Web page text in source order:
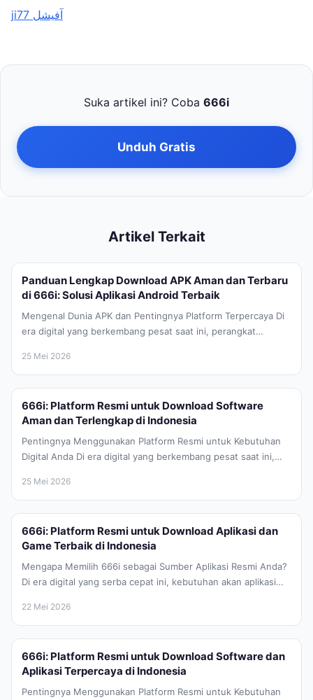
ji77 آفیشل
Suka artikel ini? Coba 666i
Unduh Gratis
Artikel Terkait
Panduan Lengkap Download APK Aman dan Terbaru
di 666i: Solusi Aplikasi Android Terbaik
Mengenal Dunia APK dan Pentingnya Platform Terpercaya Di
era digital yang berkembang pesat saat ini, perangkat
25 Mei 2026
666i: Platform Resmi untuk Download Software
Aman dan Terlengkap di Indonesia
Pentingnya Menggunakan Platform Resmi untuk Kebutuhan
Digital Anda Di era digital yang berkembang pesat saat ini,
25 Mei 2026
666i: Platform Resmi untuk Download Aplikasi dan
Game Terbaik di Indonesia
Mengapa Memilih 666i sebagai Sumber Aplikasi Resmi Anda?
Di era digital yang serba cepat ini, kebutuhan akan aplikasi
22 Mei 2026
666i: Platform Resmi untuk Download Software dan
Aplikasi Terpercaya di Indonesia
Pentingnya Menggunakan Platform Resmi untuk Kebutuhan